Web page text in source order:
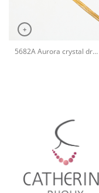
+
5682A Aurora crystal drop long pendant χειροποίητα σκουλαρίκια Catherine bijoux Πράσινο